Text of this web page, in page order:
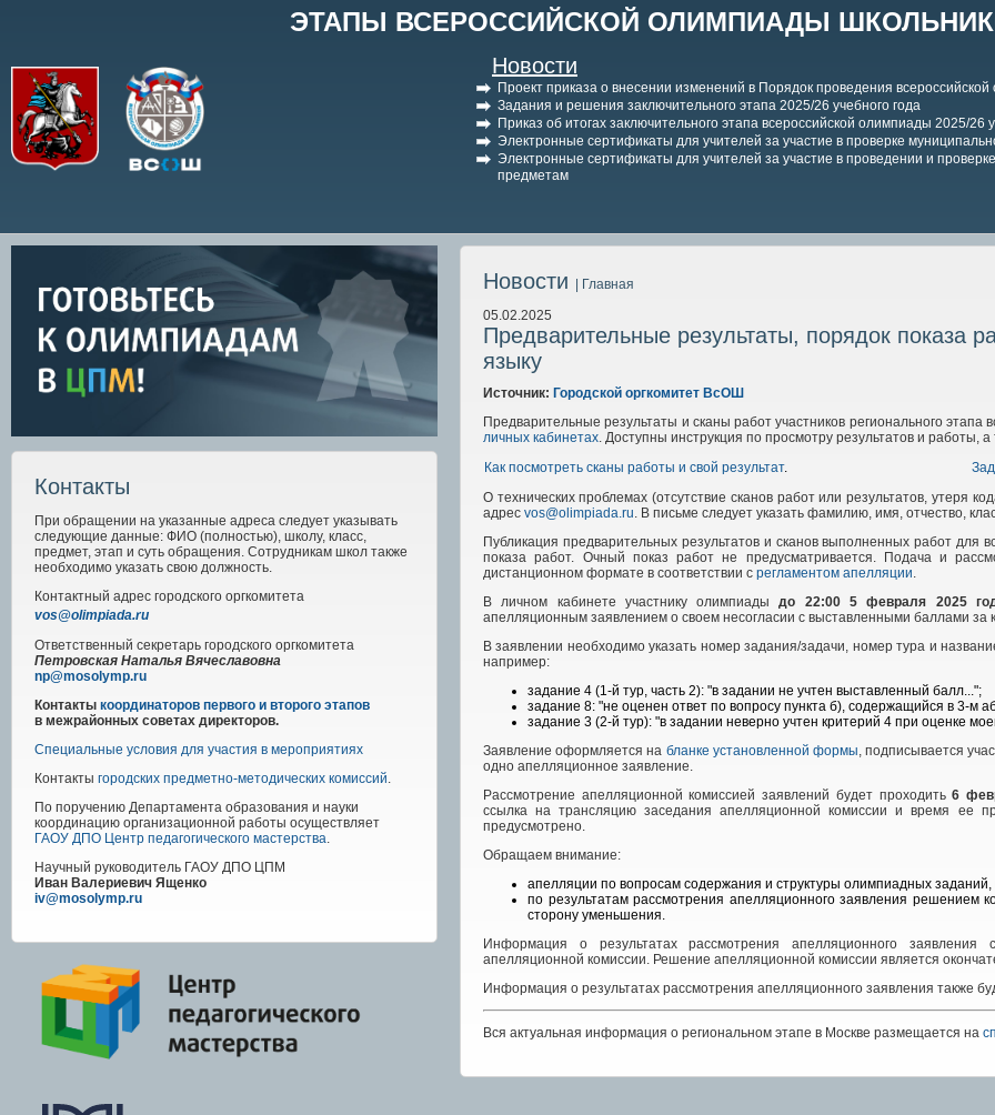
ЭТАПЫ ВСЕРОССИЙСКОЙ ОЛИМПИАДЫ
Новости
Проект приказа о внесении изменений в Порядок проведения
Задания и решения заключительного этапа 2025/26 учебного года
Приказ об итогах заключительного этапа всероссийской олимпиады 2025/26
Электронные сертификаты для учителей за участие в проверке
Электронные сертификаты для учителей за участие в проведении и
предметам
Контакты
При обращении на указанные адреса следует указывать
следующие данные: ФИО (полностью), школу, класс,
предмет, этап и суть обращения. Сотрудникам школ также
необходимо указать свою должность.
Контактный адрес городского оргкомитета
vos@olimpiada.ru
Ответственный секретарь городского оргкомитета
Петровская Наталья Вячеславовна
np@mosolymp.ru
Контакты координаторов первого и второго этапов
в межрайонных советах директоров.
Специальные условия для участия в мероприятиях
Контакты городских предметно-методических комиссий.
По поручению Департамента образования и науки
координацию организационной работы осуществляет
ГАОУ ДПО Центр педагогического мастерства.
Научный руководитель ГАОУ ДПО ЦПМ
Иван Валериевич Ященко
iv@mosolymp.ru
Новости
| Главная
05.02.2025
Предварительные результаты, порядок показа
языку
Источник: Городской оргкомитет ВсОШ
Предварительные результаты и сканы работ участников регионального
личных кабинетах. Доступны инструкция по просмотру результатов и работы,
Как посмотреть сканы работы и свой результат.
О технических проблемах (отсутствие сканов работ или результатов, утеря
адрес vos@olimpiada.ru. В письме следует указать фамилию, имя, отчество,
Публикация предварительных результатов и сканов выполненных работ для
показа работ. Очный показ работ не предусматривается. Подача и
дистанционном формате в соответствии с регламентом апелляции.
В личном кабинете участнику олимпиады до 22:00 5 февраля 2025
апелляционным заявлением о своем несогласии с выставленными баллами
В заявлении необходимо указать номер задания/задачи, номер тура и
например:
задание 4 (1-й тур, часть 2): "в задании не учтен выставленный балл...";
задание 8: "не оценен ответ по вопросу пункта б), содержащийся в 3-м
задание 3 (2-й тур): "в задании неверно учтен критерий 4 при оценке
Заявление оформляется на бланке установленной формы, подписывается
одно апелляционное заявление.
Рассмотрение апелляционной комиссией заявлений будет проходить6
ссылка на трансляцию заседания апелляционной комиссии и время ее
предусмотрено.
Обращаем внимание:
апелляции по вопросам содержания и структуры олимпиадных
по результатам рассмотрения апелляционного заявления решением
сторону уменьшения.
Информация о результатах рассмотрения апелляционного
апелляционной комиссии. Решение апелляционной комиссии является
Информация о результатах рассмотрения апелляционного заявления также
Вся актуальная информация о региональном этапе в Москве размещается на